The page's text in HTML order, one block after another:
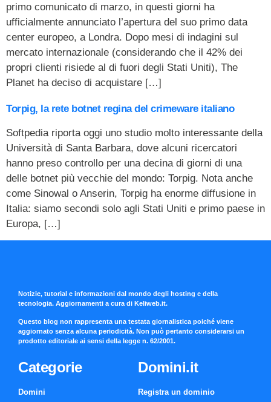
primo comunicato di marzo, in questi giorni ha
ufficialmente annunciato l’apertura del suo primo data
center europeo, a Londra. Dopo mesi di indagini sul
mercato internazionale (considerando che il 42% dei
propri clienti risiede al di fuori degli Stati Uniti), The
Planet ha deciso di acquistare […]
Torpig, la rete botnet regina del crimeware italiano
Softpedia riporta oggi uno studio molto interessante della
Università di Santa Barbara, dove alcuni ricercatori
hanno preso controllo per una decina di giorni di una
delle botnet più vecchie del mondo: Torpig. Nota anche
come Sinowal o Anserin, Torpig ha enorme diffusione in
Italia: siamo secondi solo agli Stati Uniti e primo paese in
Europa, […]
Notizie, tutorial e informazioni dal mondo degli hosting e della
tecnologia. Aggiornamenti a cura di Keliweb.it.
Questo blog non rappresenta una testata giornalistica poiché viene
aggiornato senza alcuna periodicità. Non può pertanto considerarsi un
prodotto editoriale ai sensi della legge n. 62/2001.
Categorie
Domini
Domini.it
Registra un dominio